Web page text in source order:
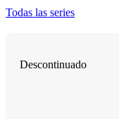
Todas las series
Descontinuado